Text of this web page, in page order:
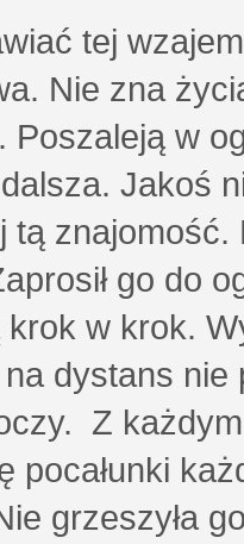
tej
Nie zna
Poszaleją w
Jakoś
tą
go do
krok w krok.
dystans
Z
pocałunki
grzeszyła